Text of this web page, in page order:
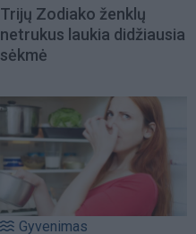
Trijų Zodiako ženklų
netrukus laukia didžiausia
sėkmė
Gyvenimas